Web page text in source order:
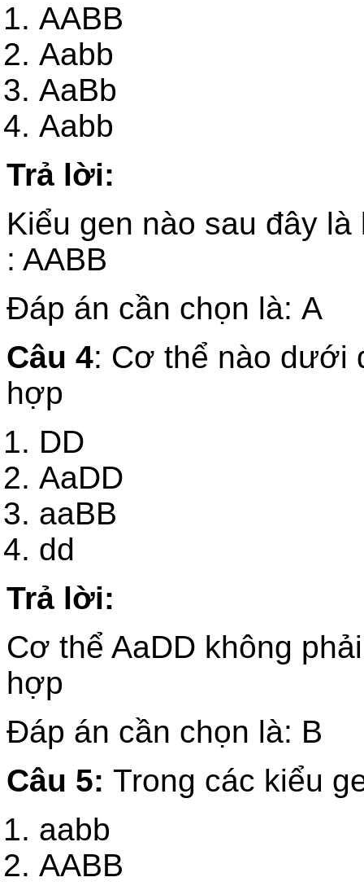
AABB
Aabb
AaBb
Aabb
Trả lời:
Kiểu gen nào sau đây
: AABB
Đáp án cần chọn là: A
Câu 4: Cơ thể nào dưới
hợp
DD
AaDD
aaBB
dd
Trả lời:
Cơ thể AaDD không
hợp
Đáp án cần chọn là: B
Câu 5: Trong các kiểu
aabb
AABB